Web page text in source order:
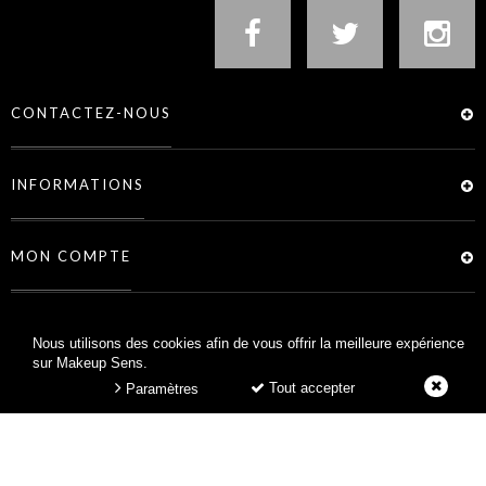
Nous utilisons des cookies afin de vous offrir la meilleure expérience
sur Makeup Sens.
Tout accepter
Paramètres
CONTACTEZ-NOUS
INFORMATIONS
MON COMPTE